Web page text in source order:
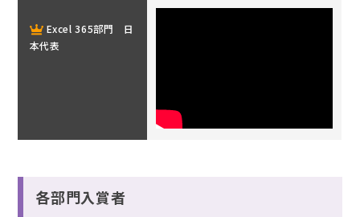
Excel 365部門 日
本代表
各部門入賞者